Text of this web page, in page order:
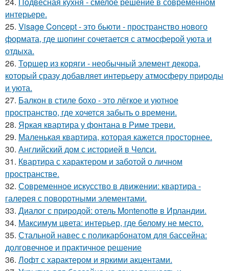
интерьере.
25. Visage Concept - это бьюти - пространство нового
формата, где шопинг сочетается с атмосферой уюта и
отдыха.
26. Торшер из коряги - необычный элемент декора,
который сразу добавляет интерьеру атмосферу природы
и уюта.
27. Балкон в стиле бохо - это лёгкое и уютное
пространство, где хочется забыть о времени.
28. Яркая квартира у фонтана в Риме треви.
29. Маленькая квартира, которая кажется просторнее.
30. Английский дом с историей в Челси.
31. Квартира с характером и заботой о личном
пространстве.
32. Современное искусство в движении: квартира -
галерея с поворотными элементами.
33. Диалог с природой: отель Montenotte в Ирландии.
34. Максимум цвета: интерьер, где белому не место.
35. Стальной навес с поликарбонатом для бассейна:
долговечное и практичное решение
36. Лофт с характером и яркими акцентами.